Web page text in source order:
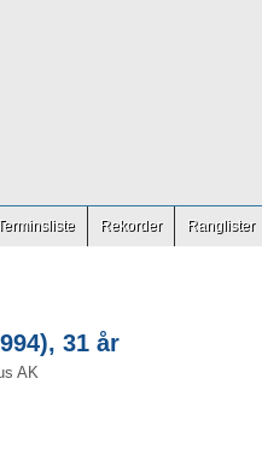
Rekorder Ranglister
31 år
AK